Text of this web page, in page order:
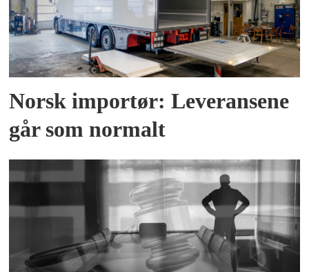
Norsk importør: Leveransene
går som normalt